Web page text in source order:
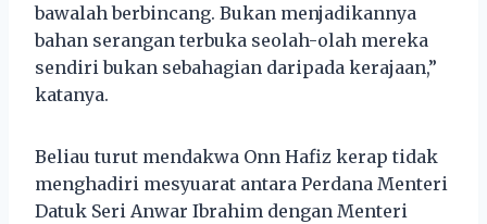
bawalah berbincang. Bukan menjadikannya
bahan serangan terbuka seolah-olah mereka
sendiri bukan sebahagian daripada kerajaan,”
katanya.
Beliau turut mendakwa Onn Hafiz kerap tidak
menghadiri mesyuarat antara Perdana Menteri
Datuk Seri Anwar Ibrahim dengan Menteri